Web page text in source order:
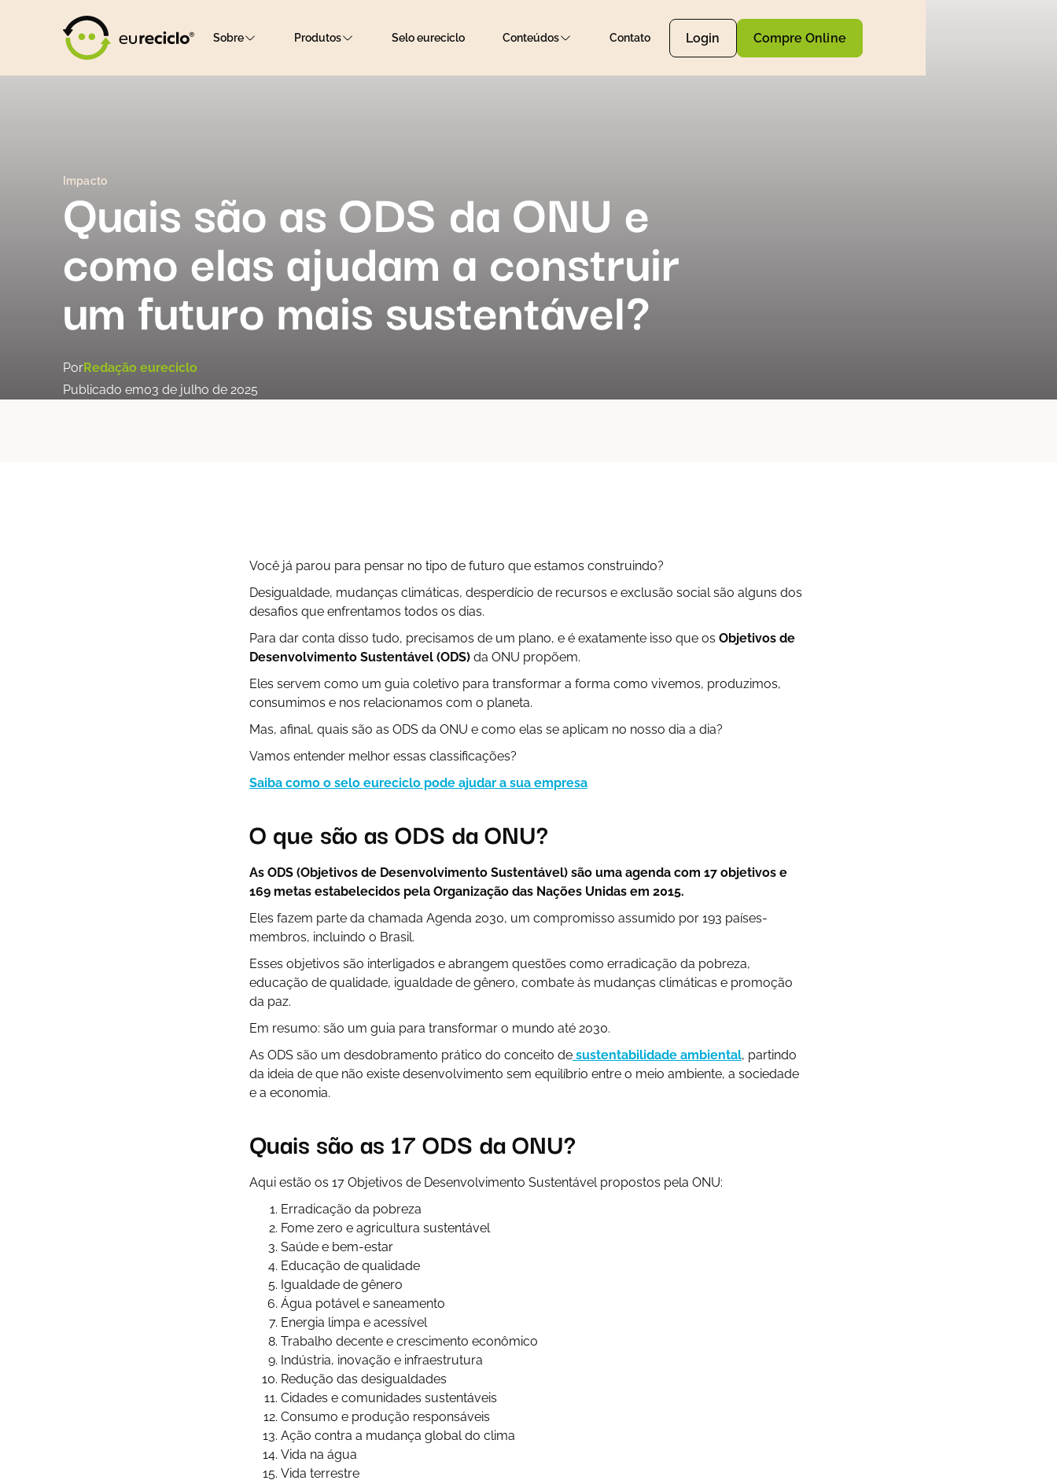
Sobre Produtos Selo eureciclo Conteúdos Contato Login Compre Online
Impacto
Quais são as ODS da ONU e
como elas ajudam a construir
um futuro mais sustentável?
PorRedação eureciclo
Publicado em03 de julho de 2025
Você já parou para pensar no tipo de futuro que estamos construindo?
Desigualdade, mudanças climáticas, desperdício de recursos e exclusão social são alguns dos
desafios que enfrentamos todos os dias.
Para dar conta disso tudo, precisamos de um plano, e é exatamente isso que os Objetivos de
Desenvolvimento Sustentável (ODS)da ONU propõem.
Eles servem como um guia coletivo para transformar a forma como vivemos, produzimos,
consumimos e nos relacionamos com o planeta.
Mas, afinal, quais são as ODS da ONU e como elas se aplicam no nosso dia a dia?
Vamos entender melhor essas classificações?
Saiba como o selo eureciclo pode ajudar a sua empresa
O que são as ODS da ONU?
As ODS (Objetivos de Desenvolvimento Sustentável) são uma agenda com 17 objetivos e
169 metas estabelecidos pela Organização das Nações Unidas em 2015.
Eles fazem parte da chamada Agenda 2030, um compromisso assumido por 193 países-
membros, incluindo o Brasil.
Esses objetivos são interligados e abrangem questões como erradicação da pobreza,
educação de qualidade, igualdade de gênero, combate às mudanças climáticas e promoção
da paz.
Em resumo: são um guia para transformar o mundo até 2030.
As ODS são um desdobramento prático do conceito desustentabilidade ambiental, partindo
da ideia de que não existe desenvolvimento sem equilíbrio entre o meio ambiente, a sociedade
e a economia.
Quais são as 17 ODS da ONU?
Aqui estão os 17 Objetivos de Desenvolvimento Sustentável propostos pela ONU:
Erradicação da pobreza
Fome zero e agricultura sustentável
Saúde e bem-estar
Educação de qualidade
Igualdade de gênero
Água potável e saneamento
Energia limpa e acessível
Trabalho decente e crescimento econômico
Indústria, inovação e infraestrutura
Redução das desigualdades
Cidades e comunidades sustentáveis
Consumo e produção responsáveis
Ação contra a mudança global do clima
Vida na água
Vida terrestre